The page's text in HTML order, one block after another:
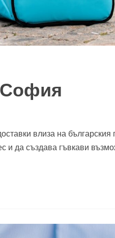
София
влиза на
и да създава гъвкави